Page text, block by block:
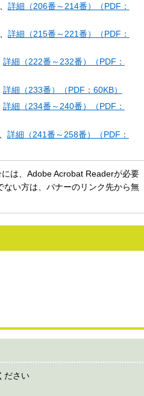
詳細（206番～214番）（PDF：
詳細（215番～221番）（PDF：
詳細（222番～232番）（PDF：
詳細（233番）（PDF：60KB）
詳細（234番～240番）（PDF：
詳細（241番～258番）（PDF：
は、Adobe Acrobat Readerが必要
い方は、バナーのリンク先から無
ださい